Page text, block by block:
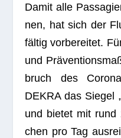
Damit alle
nen, hat sich der
fäl­tig vor­be­rei­tet.
und
bruch des
DEKRA das Sie­gel
und bie­tet mit
chen pro Tag